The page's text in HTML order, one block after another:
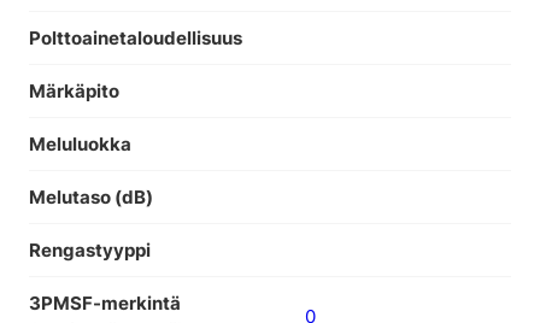
Polttoainetaloudellisuus
Märkäpito
Meluluokka
Melutaso (dB)
Rengastyyppi
3PMSF-merkintä
0